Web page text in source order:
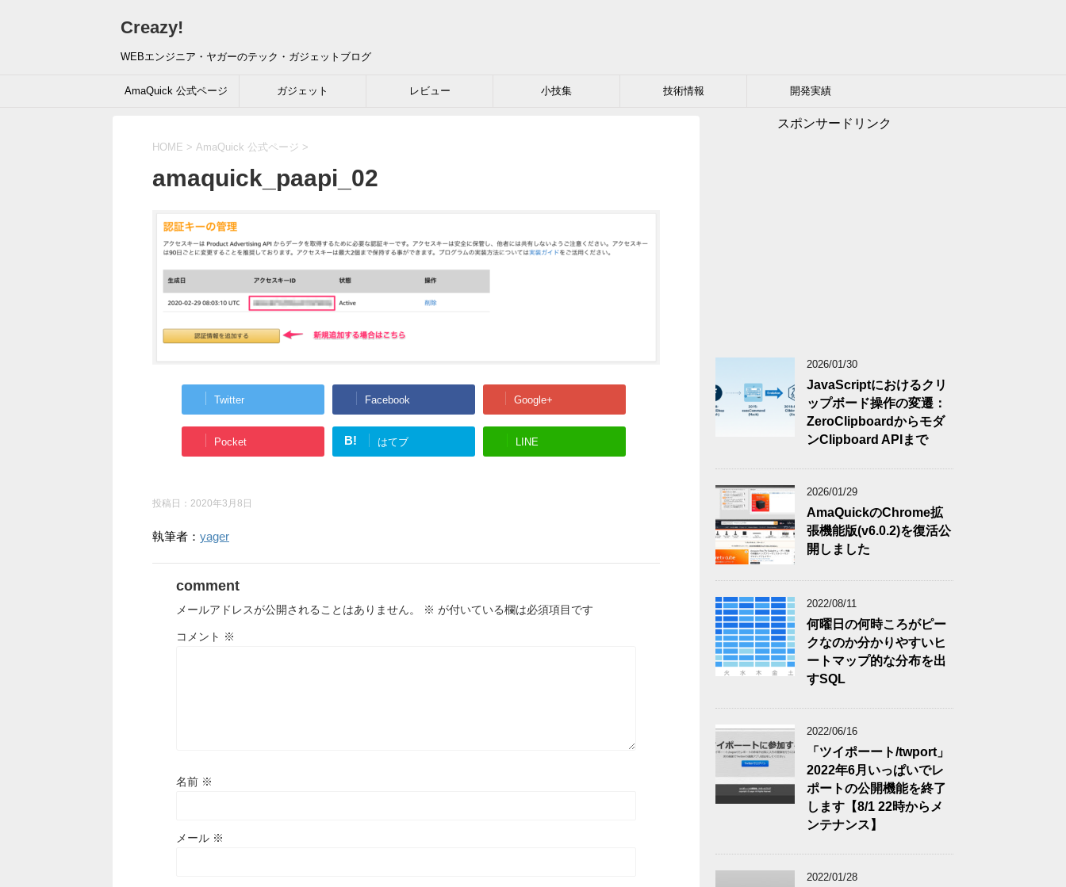
Creazy!
WEBエンジニア・ヤガーのテック・ガジェットブログ
AmaQuick 公式ページ ガジェット レビュー 小技集 技術情報 開発実績
HOME > AmaQuick 公式ページ >
amaquick_paapi_02
Twitter Facebook Google+
Pocket B! はてブ LINE
投稿日： 2020年3月8日
執筆者： yager
comment
メールアドレスが公開されることはありません。 ※ が付いている欄は必須項目です
コメント ※
名前 ※
メール ※
スポンサードリンク
2026/01/30
JavaScriptにおけるクリ
ップボード操作の変遷：
ZeroClipboardからモダ
ンClipboard APIまで
2026/01/29
AmaQuickのChrome拡
張機能版(v6.0.2)を復活公
開しました
2022/08/11
何曜日の何時ころがピー
クなのか分かりやすいヒ
ートマップ的な分布を出
すSQL
2022/06/16
「ツイポーート/twport」
2022年6月いっぱいでレ
ポートの公開機能を終了
します【8/1 22時からメ
ンテナンス】
2022/01/28